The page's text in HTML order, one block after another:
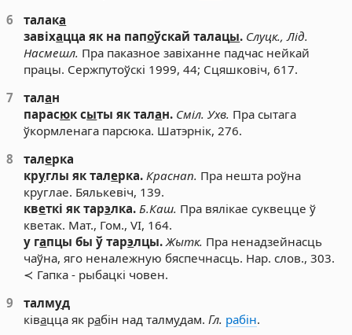
6
талака
завіхацца як на папоўскай талацы. Слуцк., Лід.
Насмешл. Пра паказное завіханне падчас нейкай
працы. Сержпутоўскі 1999, 44; Сцяшковіч, 617.
7
талан
парасюк сыты як талан. Сміл. Ухв. Пра сытага
ўкормленага парсюка. Шатэрнік, 276.
8
талерка
круглы як талерка. Краснап. Пра нешта роўна
круглае. Бялькевіч, 139.
кветкі як тарэлка. Б.Каш. Пра вялікае суквецце ў
кветак. Мат., Гом., VI, 164.
у гапцы бы ў тарэлцы. Жытк. Пра ненадзейнасць
чаўна, яго неналежную бяспечнасць. Нар. слов., 303.
≺ Гапка - рыбацкі човен.
9
талмуд
ківацца як рабін над талмудам.Гл. рабін.